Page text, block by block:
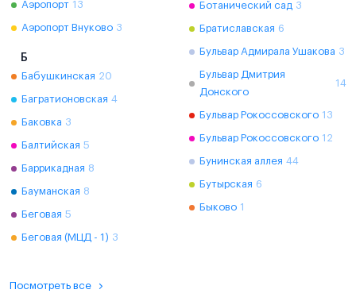
Аэропорт 13
Аэропорт Внуково 3
Б
Бабушкинская 20
Багратионовская 4
Баковка 3
Балтийская 5
Баррикадная 8
Бауманская 8
Беговая 5
Беговая (МЦД - 1) 3
Ботанический сад 3
Братиславская 6
Бульвар Адмирала Ушакова 3
Бульвар Дмитрия
Донского
14
Бульвар Рокоссовского 13
Бульвар Рокоссовского 12
Бунинская аллея 44
Бутырская 6
Быково 1
Посмотреть все